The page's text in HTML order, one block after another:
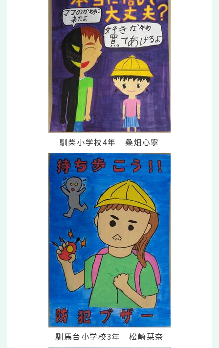
馴柴小学校4年 桑畑心寧
馴馬台小学校3年 松崎栞奈